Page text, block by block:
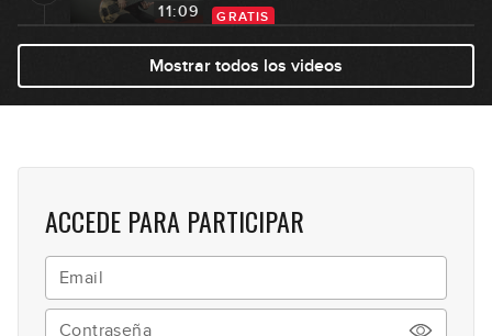
11:09 GRATIS
5
11:49
Articulación en el bajo flamenco
6
7
Mostrar todos los videos
ACCEDE PARA PARTICIPAR